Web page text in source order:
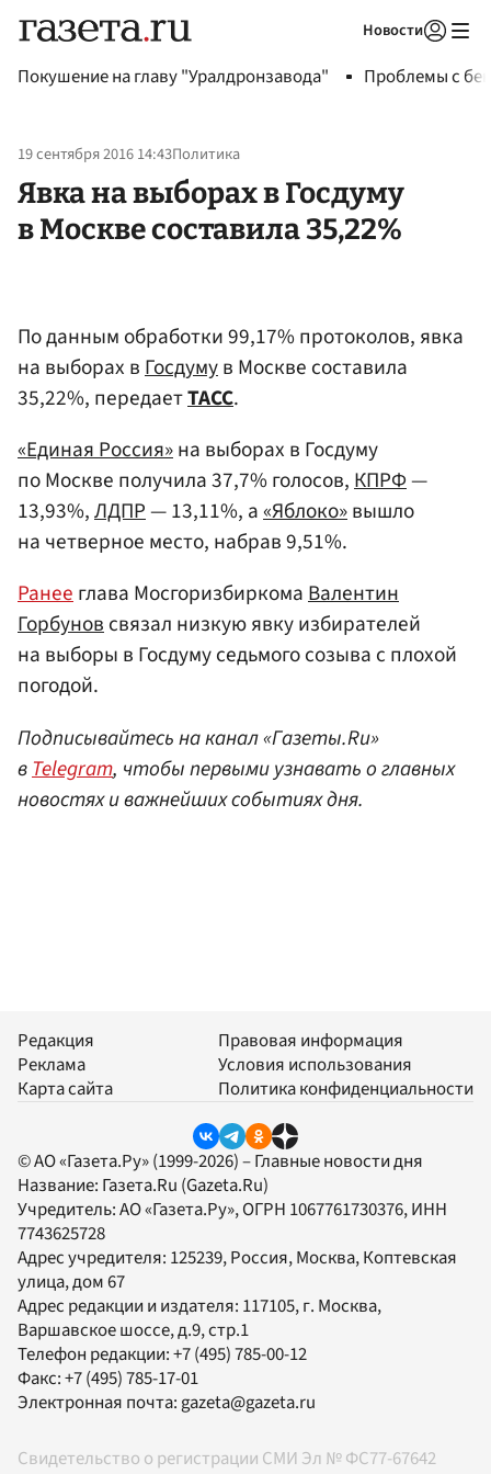
Новости
Покушение на главу "Уралдронзавода" Проблемы с
19 сентября 2016 14:43Политика
Явка на выборах в Госдуму
в Москве составила 35,22%
По данным обработки 99,17% протоколов, явка
на выборах вГосдумув Москве составила
35,22%, передаетТАСС.
«Единая Россия»на выборах в Госдуму
по Москве получила 37,7% голосов,КПРФ—
13,93%,ЛДПР— 13,11%, а«Яблоко»вышло
на четверное место, набрав 9,51%.
Ранееглава МосгоризбиркомаВалентин
Горбуновсвязал низкую явку избирателей
на выборы в Госдуму седьмого созыва с плохой
погодой.
Подписывайтесь на канал «Газеты.Ru»
вTelegram, чтобы первыми узнавать о главных
новостях и важнейших событиях дня.
Редакция
Реклама
Карта сайта
Правовая информация
Условия использования
Политика конфиденциальности
© АО «Газета.Ру» (1999-2026) – Главные новости дня
Название: Газета.Ru (Gazeta.Ru)
Учредитель:АО «Газета.Ру», ОГРН 1067761730376, ИНН
7743625728
Адрес учредителя: 125239, Россия, Москва, Коптевская
улица, дом 67
Адрес редакции и издателя: 117105, г. Москва,
Варшавское шоссе, д.9, стр.1
Телефон редакции:+7 (495) 785-00-12
Факс:+7 (495) 785-17-01
Электронная почта:gazeta@gazeta.ru
Свидетельство о регистрации СМИ Эл № ФС77-67642